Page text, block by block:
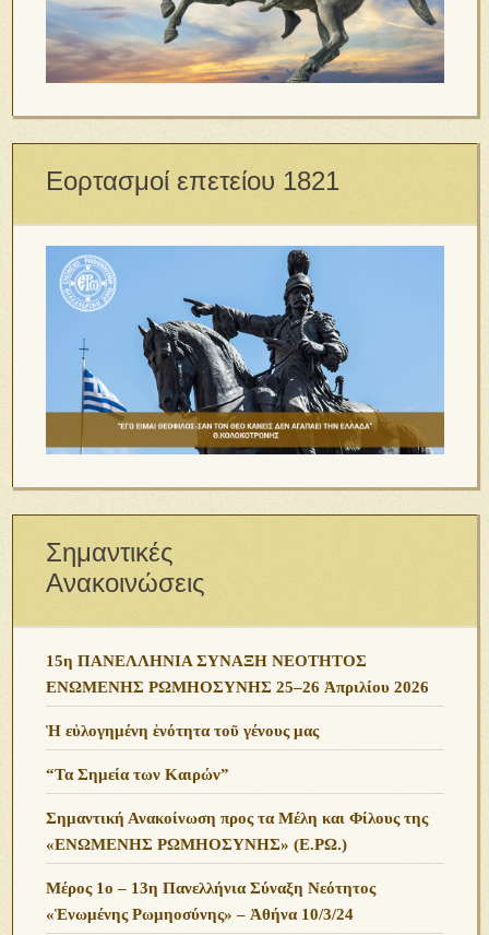
Εορτασμοί επετείου 1821
Σημαντικές
Ανακοινώσεις
15η ΠΑΝΕΛΛΗΝΙΑ ΣΥΝΑΞΗ ΝΕΟΤΗΤΟΣ
ΕΝΩΜΕΝΗΣ ΡΩΜΗΟΣΥΝΗΣ 25–26 Ἀπριλίου 2026
Ἡ εὐλογημένη ἑνότητα τοῦ γένους μας
“Τα Σημεία των Καιρών”
Σημαντική Ανακοίνωση προς τα Μέλη και Φίλους της
«ΕΝΩΜΕΝΗΣ ΡΩΜΗΟΣΥΝΗΣ» (Ε.ΡΩ.)
Μέρος 1ο – 13η Πανελλήνια Σύναξη Νεότητος
«Ἑνωμένης Ρωμηοσύνης» – Ἀθήνα 10/3/24